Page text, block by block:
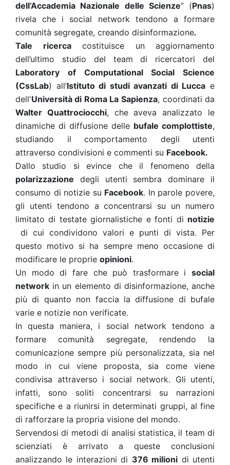
dell’Accademia Nazionale delle Scienze” (Pnas)
rivela che i social network tendono a formare
comunità segregate, creando disinformazione.
Tale ricercacostituisce un aggiornamento
dell’ultimo studio del team di ricercatori del
Laboratory of Computational Social Science
(CssLab) all’Istituto di studi avanzati di Lucca e
dell'Università di Roma La Sapienza, coordinati da
Walter Quattrociocchi, che aveva analizzato le
dinamiche di diffusione delle bufale complottiste,
studiando il comportamento degli utenti
attraverso condivisioni e commenti su Facebook.
Dallo studio si evince che il fenomeno della
polarizzazione degli utenti sembra dominare il
consumo di notizie su Facebook. In parole povere,
gli utenti tendono a concentrarsi su un numero
limitato di testate giornalistiche e fonti di notizie
di cui condividono valori e punti di vista. Per
questo motivo si ha sempre meno occasione di
modificare le proprie opinioni.
Un modo di fare che può trasformare i social
network in un elemento di disinformazione, anche
più di quanto non faccia la diffusione di bufale
varie e notizie non verificate.
In questa maniera, i social network tendono a
formare comunità segregate, rendendo la
comunicazione sempre più personalizzata, sia nel
modo in cui viene proposta, sia come viene
condivisa attraverso i social network. Gli utenti,
infatti, sono soliti concentrarsi su narrazioni
specifiche e a riunirsi in determinati gruppi, al fine
di rafforzare la propria visione del mondo.
Servendosi di metodi di analisi statistica, il team di
scienziati è arrivato a queste conclusioni
analizzando le interazioni di 376 milioni di utenti